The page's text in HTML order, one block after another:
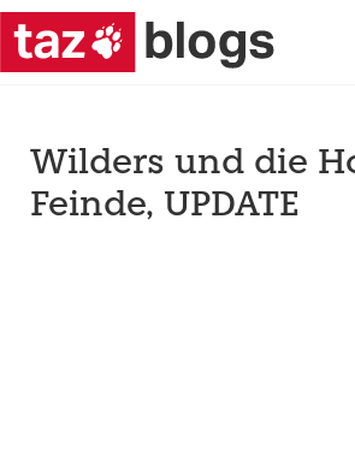
Wilders und die
Feinde, UPDATE